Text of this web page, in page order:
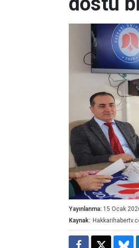
Yayınlanma: 15 Ocak
Kaynak: